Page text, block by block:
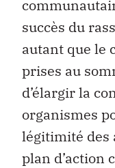
succès du
autant que le
prises au
d’élargir la
organismes
légitimité des
plan d’action